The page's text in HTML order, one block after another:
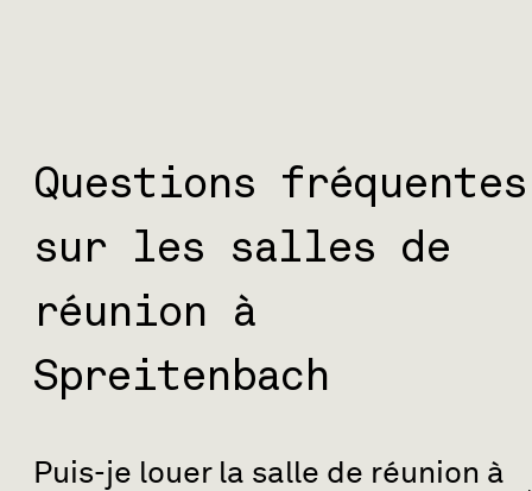
Questions fréquentes
sur les salles de
réunion à
Spreitenbach
Puis-je louer la salle de réunion à